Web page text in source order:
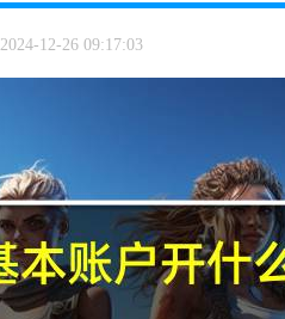
2024-12-26 09:17:03